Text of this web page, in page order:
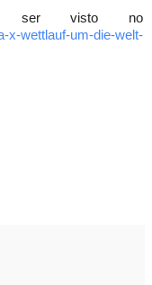
ser visto no
x-wettlauf-um-die-welt-